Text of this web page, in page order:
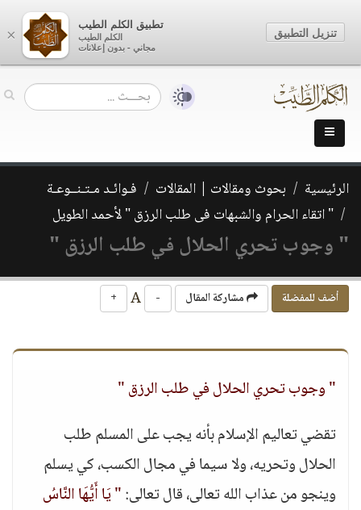
الرئيسية بحوث ومقالات | المقالات
فـوائـد مـتـنــوعـة
" اتقاء الحرام والشبهات فى طلب الرزق " لأحمد الطويل
" وجوب تحري الحلال في طلب الرزق "
أضف للمفضلة مشاركة المقال -
+
" وجوب تحري الحلال في طلب الرزق "
تقضي تعاليم الإسلام بأنه يجب على المسلم طلب
الحلال وتحريه، ولا سيما في مجال الكسب، كي يسلم
وينجو من عذاب الله تعالى، قال تعالى:" يَا أَيُّهَا النَّاسُ
×
تطبيق الكلم الطيب
الكلم الطيب
مجاني - بدون إعلانات
تنزيل التطبيق